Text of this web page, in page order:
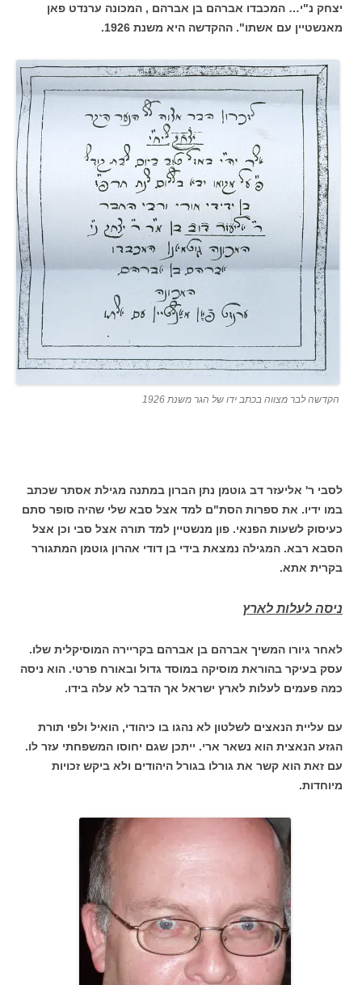
יצחק נ"י… המכבדו אברהם בן אברהם , המכונה ערנדט פאן
מאנשטיין עם אשתו". ההקדשה היא משנת 1926.
הקדשה לבר מצווה בכתב ידו של הגר משנת 1926
לסבי ר' אליעזר דב גוטמן נתן הברון במתנה מגילת אסתר שכתב
במו ידיו. את ספרות הסת"ם למד אצל סבא שלי שהיה סופר סתם
כעיסוק לשעות הפנאי. פון מנשטיין למד תורה אצל סבי וכן אצל
הסבא רבא. המגילה נמצאת בידי בן דודי אהרון גוטמן המתגורר
בקרית אתא.
ניסה לעלות לארץ
לאחר גיורו המשיך אברהם בן אברהם בקריירה המוסיקלית שלו.
עסק בעיקר בהוראת מוסיקה במוסד גדול ובאורח פרטי. הוא ניסה
כמה פעמים לעלות לארץ ישראל אך הדבר לא עלה בידו.
עם עליית הנאצים לשלטון לא נהגו בו כיהודי, הואיל ולפי תורת
הגזע הנאצית הוא נשאר ארי. ייתכן שגם יחוסו המשפחתי עזר לו.
עם זאת הוא קשר את גורלו בגורל היהודים ולא ביקש זכויות
מיוחדות.